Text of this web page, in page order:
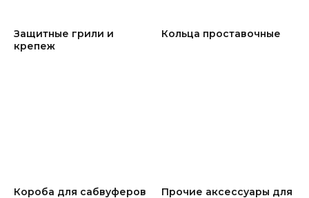
Защитные грили и
крепеж
Кольца проставочные
Короба для сабвуферов
Прочие аксессуары для